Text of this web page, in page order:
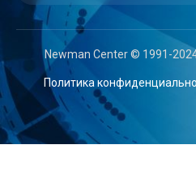
Newman Center © 1991-
Политика